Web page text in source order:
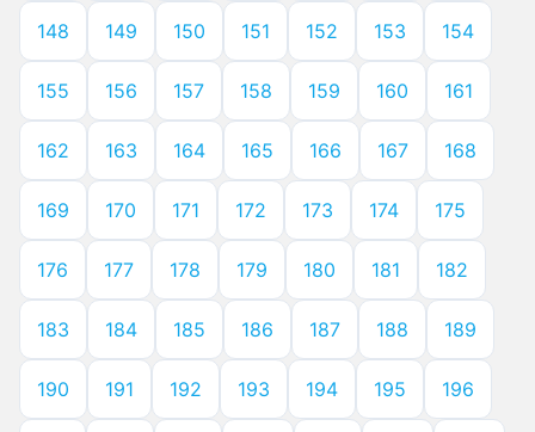
148 149 150 151 152 153 154
155 156 157 158 159 160 161
162 163 164 165 166 167 168
169 170 171 172 173 174 175
176 177 178 179 180 181 182
183 184 185 186 187 188 189
190 191 192 193 194 195 196